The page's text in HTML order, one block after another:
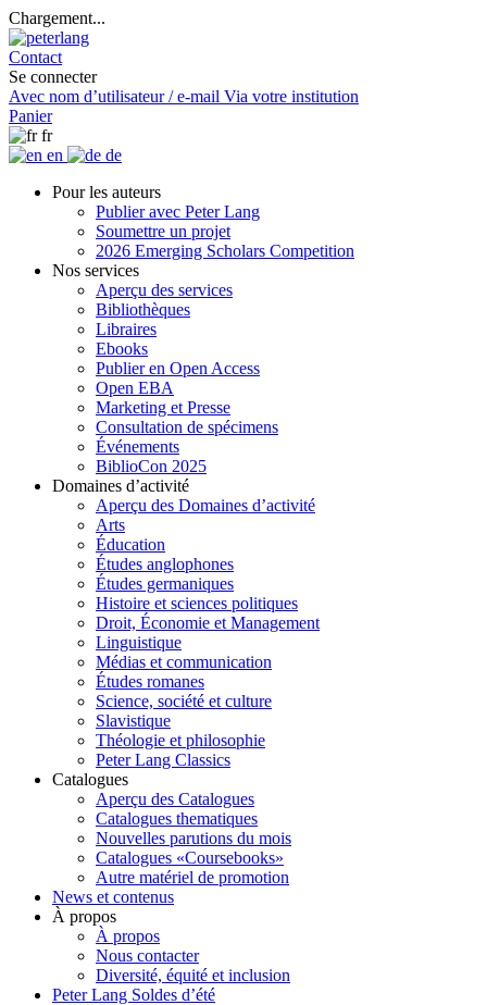
Chargement...
Contact
Se connecter
Avec nom d’utilisateur / e-mail Via votre institution
Panier
fr
en
de
Pour les auteurs
Publier avec Peter Lang
Soumettre un projet
2026 Emerging Scholars Competition
Nos services
Aperçu des services
Bibliothèques
Libraires
Ebooks
Publier en Open Access
Open EBA
Marketing et Presse
Consultation de spécimens
Événements
BiblioCon 2025
Domaines d’activité
Aperçu des Domaines d’activité
Arts
Éducation
Études anglophones
Études germaniques
Histoire et sciences politiques
Droit, Économie et Management
Linguistique
Médias et communication
Études romanes
Science, société et culture
Slavistique
Théologie et philosophie
Peter Lang Classics
Catalogues
Aperçu des Catalogues
Catalogues thematiques
Nouvelles parutions du mois
Catalogues «Coursebooks»
Autre matériel de promotion
News et contenus
À propos
À propos
Nous contacter
Diversité, équité et inclusion
Peter Lang Soldes d’été